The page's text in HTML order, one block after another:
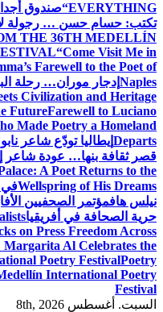
EVERYTHING“صندوق
تكتب: حسام حسن … رجولة
THE 36TH MEDELLÍN
“Come Visit Me in
Farewell to the Poet of
Naples إدجار موران… رحلة
Civilization and Heritage
FutureFarewell to Luciano
Made Poetry a Homeland
Departs إيطاليا تودّع شاعر
قصر ثقافة بنها… عودة شاعر
A Poet Returns to the
Wellspring of His Dreamsفي
نيلس هافمؤتمر الصحفيين
حرية الصحافة في أفريقيا
on Press Freedom Across
Margarita Al Celebrates the
Poetry FestivalPoetry
International Poetry
Festival
السبت. أغسطس 8th, 2026